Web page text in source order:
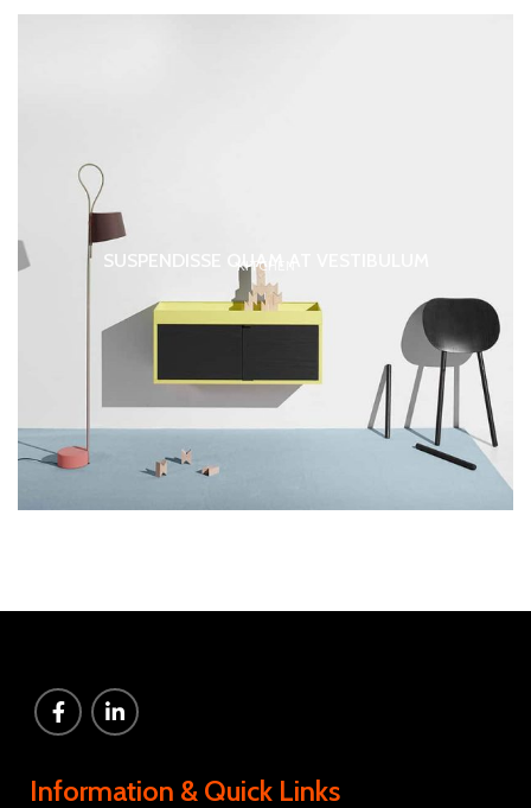
KITCHEN
SUSPENDISSE QUAM AT VESTIBULUM
Information & Quick Links